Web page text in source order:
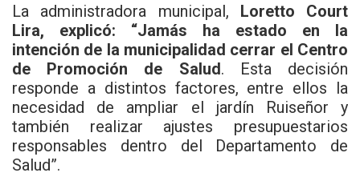
La administradora municipal, Loretto Court
Lira, explicó: “Jamás ha estado en la
intención de la municipalidad cerrar el Centro
de Promoción de Salud. Esta decisión
responde a distintos factores, entre ellos la
necesidad de ampliar el jardín Ruiseñor y
también realizar ajustes presupuestarios
responsables dentro del Departamento de
Salud”.